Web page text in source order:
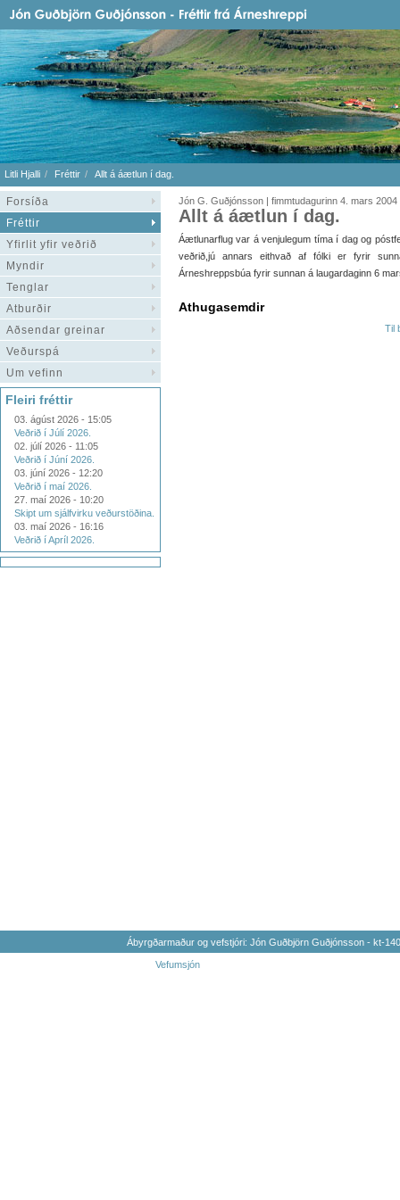
Litli Hjalli Fréttir Allt á áætlun í dag.
Forsíða
Fréttir
Yfirlit yfir veðrið
Myndir
Tenglar
Atburðir
Aðsendar greinar
Veðurspá
Um vefinn
Fleiri fréttir
03. ágúst 2026 - 15:05
Veðrið í Júlí 2026.
02. júlí 2026 - 11:05
Veðrið í Júní 2026.
03. júní 2026 - 12:20
Veðrið í maí 2026.
27. maí 2026 - 10:20
Skipt um sjálfvirku veðurstöðina.
03. maí 2026 - 16:16
Veðrið í Apríl 2026.
Jón G. Guðjónsson | fimmtudagurinn 4. mars 2004
Allt á áætlun í dag.
Áætlunarflug var á venjulegum tíma í dag og
veðrið,jú annars eithvað af fólki er fyrir
Árneshreppsbúa fyrir sunnan á laugardaginn 6
Athugasemdir
Til
Ábyrgðarmaður og vefstjóri: Jón Guðbjörn Guðjónsson - kt-
Vefumsjón